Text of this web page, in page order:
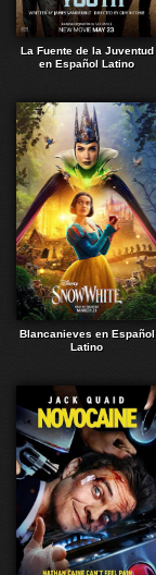
La Fuente de la Juventud
en Español Latino
Blancanieves en Español
Latino